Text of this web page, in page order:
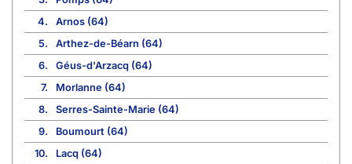
4.
Arnos (64)
5.
Arthez-de-Béarn (64)
6.
Géus-d'Arzacq (64)
7.
Morlanne (64)
8.
Serres-Sainte-Marie (64)
9.
Boumourt (64)
10.
Lacq (64)